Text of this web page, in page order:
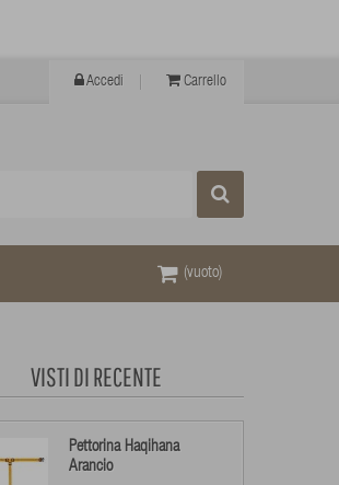
Accedi Carrello
(vuoto)
VISTI DI RECENTE
Pettorina Haqihana
Arancio